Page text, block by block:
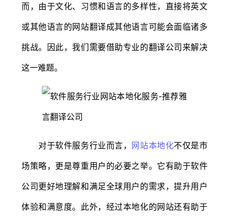
而，由于文化、习惯和语言的多样性，直接将英文
或其他语言的网站翻译成其他语言可能会面临诸多
挑战。因此，我们需要借助专业的翻译公司来解决
这一难题。
对于软件服务行业而言， 网站本地化不仅是市
场策略，更是尊重用户的必要之举。它有助于软件
公司更好地理解和满足全球用户的需求，提升用户
体验和满意度。此外，经过本地化的网站还有助于